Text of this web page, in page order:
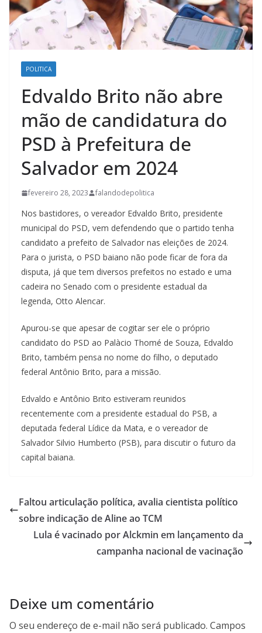
POLITICA
Edvaldo Brito não abre
mão de candidatura do
PSD à Prefeitura de
Salvador em 2024
fevereiro 28, 2023 falandodepolitica
Nos bastidores, o vereador Edvaldo Brito, presidente
municipal do PSD, vem defendendo que o partido tenha
candidato a prefeito de Salvador nas eleições de 2024.
Para o jurista, o PSD baiano não pode ficar de fora da
disputa, já que tem diversos prefeitos no estado e uma
cadeira no Senado com o presidente estadual da
legenda, Otto Alencar.
Apurou-se que apesar de cogitar ser ele o próprio
candidato do PSD ao Palàcio Thomé de Souza, Edvaldo
Brito, também pensa no nome do filho, o deputado
federal Antônio Brito, para a missão.
Edvaldo e Antônio Brito estiveram reunidos
recentemente com a presidente estadual do PSB, a
deputada federal Lídice da Mata, e o vereador de
Salvador Silvio Humberto (PSB), para discutir o futuro da
capital baiana.
Faltou articulação política, avalia cientista político
sobre indicação de Aline ao TCM
Lula é vacinado por Alckmin em lançamento da
campanha nacional de vacinação
Deixe um comentário
O seu endereço de e-mail não será publicado. Campos